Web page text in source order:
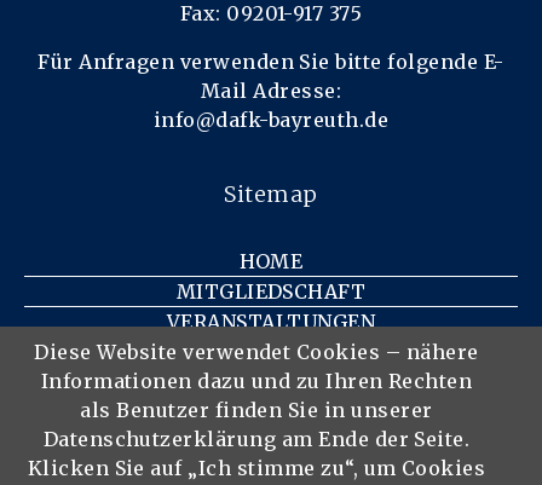
Fax: 09201-917 375
Für Anfragen verwenden Sie bitte folgende E-
Mail Adresse:
info@dafk-bayreuth.de
Sitemap
HOME
MITGLIEDSCHAFT
VERANSTALTUNGEN
KONTAKT
IMPRESSUM
DATENSCHUTZ
DER VEREIN
MITGLIEDER
Diese Website verwendet Cookies – nähere
Informationen dazu und zu Ihren Rechten
als Benutzer finden Sie in unserer
Datenschutzerklärung am Ende der Seite.
Klicken Sie auf „Ich stimme zu“, um Cookies